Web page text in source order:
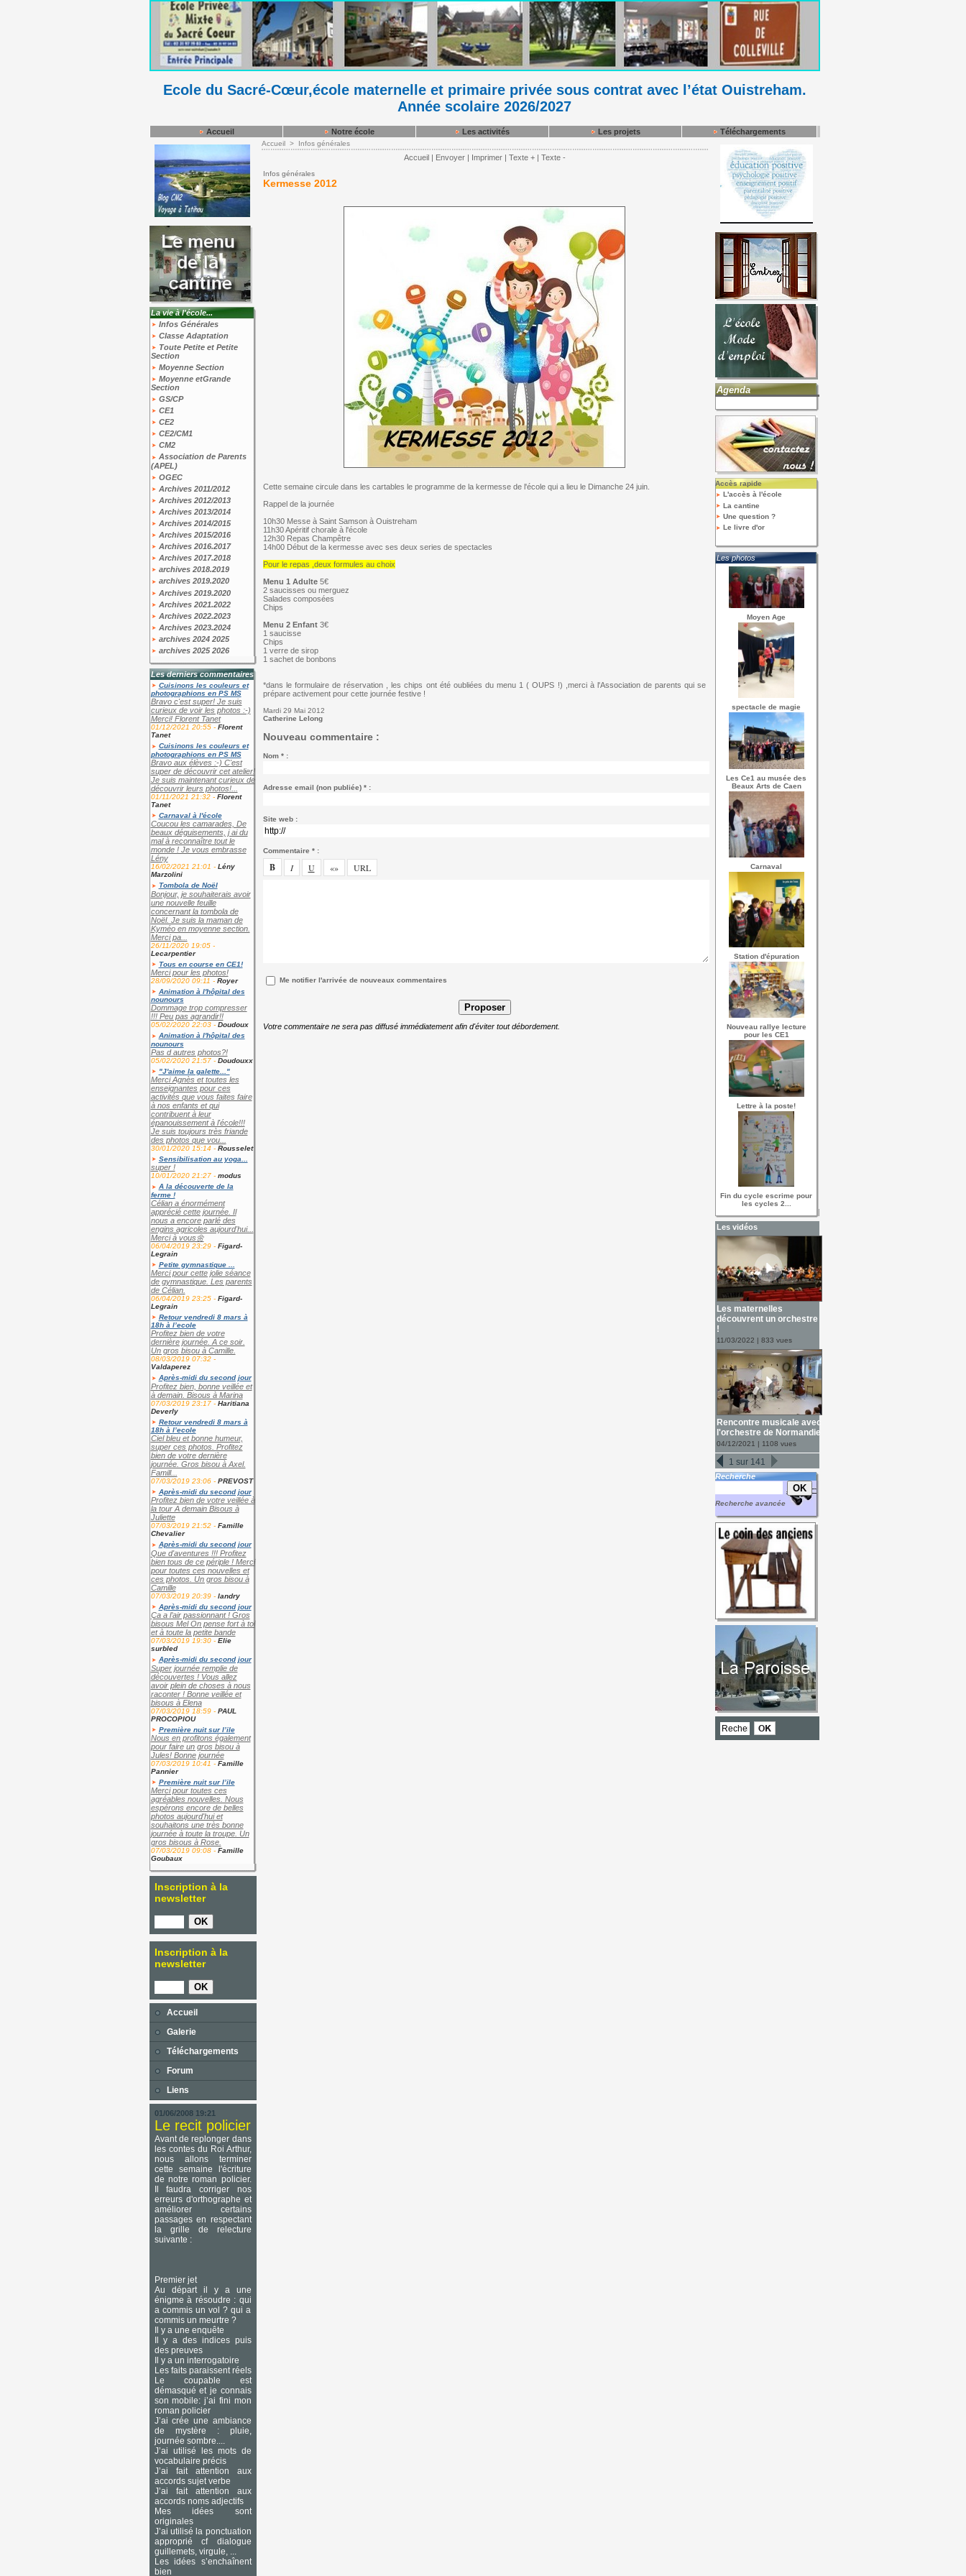
Ecole du Sacré-Cœur,école maternelle et primaire privée sous contrat avec l’état Ouistreham.
Année scolaire 2026/2027
Accueil Notre école Les activités Les projets Téléchargements
La vie à l'école...
Infos Générales
Classe Adaptation
Toute Petite et Petite
Section
Moyenne Section
Moyenne etGrande
Section
GS/CP
CE1
CE2
CE2/CM1
CM2
Association de Parents
(APEL)
OGEC
Archives 2011/2012
Archives 2012/2013
Archives 2013/2014
Archives 2014/2015
Archives 2015/2016
Archives 2016.2017
Archives 2017.2018
archives 2018.2019
archives 2019.2020
Archives 2019.2020
Archives 2021.2022
Archives 2022.2023
Archives 2023.2024
archives 2024 2025
archives 2025 2026
Les derniers commentaires
Cuisinons les couleurs et
photographions en PS MS
Bravo c'est super! Je suis
curieux de voir les photos :-)
Merci! Florent Tanet
01/12/2021 20:55 - Florent
Tanet
Cuisinons les couleurs et
photographions en PS MS
Bravo aux élèves :-) C'est
super de découvrir cet atelier!
Je suis maintenant curieux de
découvrir leurs photos!...
01/11/2021 21:32 - Florent
Tanet
Carnaval à l'école
Coucou les camarades, De
beaux déguisements, j ai du
mal à reconnaître tout le
monde ! Je vous embrasse
Lény
16/02/2021 21:01 - Lény
Marzolini
Tombola de Noël
Bonjour, je souhaiterais avoir
une nouvelle feuille
concernant la tombola de
Noël. Je suis la maman de
Kyméo en moyenne section.
Merci pa...
26/11/2020 19:05 -
Lecarpentier
Tous en course en CE1!
Merci pour les photos!
28/09/2020 09:11 - Royer
Animation à l'hôpital des
nounours
Dommage trop compresser
!!! Peu pas agrandir!!
05/02/2020 22:03 - Doudoux
Animation à l'hôpital des
nounours
Pas d autres photos?!
05/02/2020 21:57 - Doudouxx
"J'aime la galette..."
Merci Agnès et toutes les
enseignantes pour ces
activités que vous faites faire
à nos enfants et qui
contribuent à leur
épanouissement à l'école!!!
Je suis toujours très friande
des photos que vou...
30/01/2020 15:14 - Rousselet
Sensibilisation au yoga...
super !
10/01/2020 21:27 - modus
A la découverte de la
ferme !
Célian a énormément
apprécié cette journée. Il
nous a encore parlé des
engins agricoles aujourd'hui...
Merci à vous🌼
06/04/2019 23:29 - Figard-
Legrain
Petite gymnastique ...
Merci pour cette jolie séance
de gymnastique. Les parents
de Célian.
06/04/2019 23:25 - Figard-
Legrain
Retour vendredi 8 mars à
18h à l’ecole
Profitez bien de votre
dernière journée. A ce soir.
Un gros bisou à Camille.
08/03/2019 07:32 -
Valdaperez
Après-midi du second jour
Profitez bien, bonne veillée et
à demain. Bisous à Marina
07/03/2019 23:17 - Haritiana
Deverly
Retour vendredi 8 mars à
18h à l’ecole
Ciel bleu et bonne humeur,
super ces photos. Profitez
bien de votre dernière
journée. Gros bisou à Axel.
Famill...
07/03/2019 23:06 - PREVOST
Après-midi du second jour
Profitez bien de votre veillée à
la tour A demain Bisous à
Juliette
07/03/2019 21:52 - Famille
Chevalier
Après-midi du second jour
Que d'aventures !!! Profitez
bien tous de ce périple ! Merci
pour toutes ces nouvelles et
ces photos. Un gros bisou à
Camille
07/03/2019 20:39 - landry
Après-midi du second jour
Ça a l’air passionnant ! Gros
bisous Mel On pense fort à toi
et à toute la petite bande
07/03/2019 19:30 - Elie
surbled
Après-midi du second jour
Super journée remplie de
découvertes ! Vous allez
avoir plein de choses à nous
raconter ! Bonne veillée et
bisous à Elena
07/03/2019 18:59 - PAUL
PROCOPIOU
Première nuit sur l’ile
Nous en profitons également
pour faire un gros bisou à
Jules! Bonne journée
07/03/2019 10:41 - Famille
Pannier
Première nuit sur l’ile
Merci pour toutes ces
agréables nouvelles. Nous
espérons encore de belles
photos aujourd'hui et
souhaitons une très bonne
journée à toute la troupe. Un
gros bisous à Rose.
07/03/2019 09:08 - Famille
Goubaux
Inscription à la
newsletter
Inscription à la
newsletter
Accueil
Galerie
Téléchargements
Forum
Liens
01/06/2008 19:21
Le recit policier
Avant de replonger dans
les contes du Roi Arthur,
nous allons terminer
cette semaine l'écriture
de notre roman policier.
Il faudra corriger nos
erreurs d'orthographe et
améliorer certains
passages en respectant
la grille de relecture
suivante :
Premier jet
Au départ il y a une
énigme à résoudre : qui
a commis un vol ? qui a
commis un meurtre ?
Il y a une enquête
Il y a des indices puis
des preuves
Il y a un interrogatoire
Les faits paraissent réels
Le coupable est
démasqué et je connais
son mobile: j’ai fini mon
roman policier
J’ai crée une ambiance
de mystère : pluie,
journée sombre....
J’ai utilisé les mots de
vocabulaire précis
J’ai fait attention aux
accords sujet verbe
J’ai fait attention aux
accords noms adjectifs
Mes idées sont
originales
J’ai utilisé la ponctuation
approprié cf dialogue
guillemets, virgule, ...
Les idées s’enchaînent
bien
Accueil > Infos générales
Accueil | Envoyer | Imprimer | Texte + | Texte -
Infos générales
Kermesse 2012
Cette semaine circule dans les cartables le programme de la kermesse de l'école qui a lieu le Dimanche 24 juin.
Rappel de la journée
10h30 Messe à Saint Samson à Ouistreham
11h30 Apéritif chorale à l'école
12h30 Repas Champêtre
14h00 Début de la kermesse avec ses deux series de spectacles
Pour le repas ,deux formules au choix
Menu 1 Adulte5€
2 saucisses ou merguez
Salades composées
Chips
Menu 2 Enfant3€
1 saucisse
Chips
1 verre de sirop
1 sachet de bonbons
*dans le formulaire de réservation , les chips ont été oubliées du menu 1 ( OUPS !) ,merci à l'Association de parents qui se
prépare activement pour cette journée festive !
Mardi 29 Mai 2012
Catherine Lelong
Nouveau commentaire :
Nom * :
Adresse email (non publiée) * :
Site web :
Commentaire * :
Me notifier l'arrivée de nouveaux commentaires
Votre commentaire ne sera pas diffusé immédiatement afin d'éviter tout débordement.
Agenda
Accès rapide
L'accès à l'école
La cantine
Une question ?
Le livre d'or
Les photos
Moyen Age
spectacle de magie
Les Ce1 au musée des
Beaux Arts de Caen
Carnaval
Station d'épuration
Nouveau rallye lecture
pour les CE1
Lettre à la poste!
Fin du cycle escrime pour
les cycles 2...
Les vidéos
Les maternelles
découvrent un orchestre
!
11/03/2022 | 833 vues
Rencontre musicale avec
l'orchestre de Normandie
04/12/2021 | 1108 vues
1 sur 141
Recherche
Recherche avancée